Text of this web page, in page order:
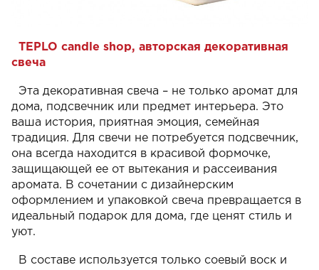
TEPLO candle shop, авторская декоративная
свеча
Эта декоративная свеча – не только аромат для
дома, подсвечник или предмет интерьера. Это
ваша история, приятная эмоция, семейная
традиция. Для свечи не потребуется подсвечник,
она всегда находится в красивой формочке,
защищающей ее от вытекания и рассеивания
аромата. В сочетании с дизайнерским
оформлением и упаковкой свеча превращается в
идеальный подарок для дома, где ценят стиль и
уют.
В составе используется только соевый воск и